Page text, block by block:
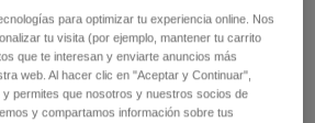
para optimizar tu experiencia online. Nos
tu visita (por ejemplo, mantener tu carrito
que te interesan y enviarte anuncios más
web. Al hacer clic en "Aceptar y Continuar",
permites que nosotros y nuestros socios de
y compartamos información sobre tus